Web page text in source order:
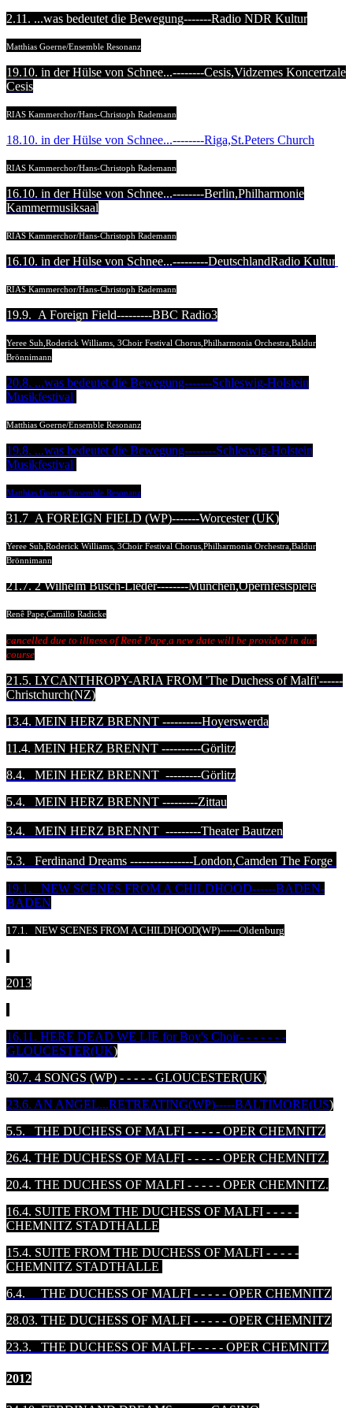
2.11. ...was bedeutet die Bewegung-------Radio NDR Kultur
Matthias Goerne/Ensemble Resonanz
19.10. in der Hülse von Schnee...--------Cesis,Vidzemes Koncertzale
Cesis
RIAS Kammerchor/Hans-Christoph Rademann
18.10. in der Hülse von Schnee...--------Riga,St.Peters Church
RIAS Kammerchor/Hans-Christoph Rademann
16.10. in der Hülse von Schnee...--------Berlin,Philharmonie
Kammermusiksaal
RIAS Kammerchor/Hans-Christoph Rademann
16.10. in der Hülse von Schnee...---------DeutschlandRadio Kultur
RIAS Kammerchor/Hans-Christoph Rademann
19.9. A Foreign Field---------BBC Radio3
Yeree Suh,Roderick Williams, 3Choir Festival Chorus,Philharmonia Orchestra,Baldur
Brönnimann
20.8. ...was bedeutet die Bewegung-------Schleswig-Holstein
Musikfestival
Matthias Goerne/Ensemble Resonanz
19.8. ...was bedeutet die Bewegung--------Schleswig-Holstein
Musikfestival
Matthias Goerne/Ensemble Resonanz
31.7 A FOREIGN FIELD (WP)-------Worcester (UK)
Yeree Suh,Roderick Williams, 3Choir Festival Chorus,Philharmonia Orchestra,Baldur
Brönnimann
21.7. 2 Wilhelm Busch-Lieder--------München,Opernfestspiele
Renê Pape,Camillo Radicke
cancelled due to illness of Renê Pape,a new date will be provided in due
course
21.5. LYCANTHROPY-ARIA FROM 'The Duchess of Malfi'------
Christchurch(NZ)
13.4. MEIN HERZ BRENNT ----------Hoyerswerda
11.4. MEIN HERZ BRENNT ----------Görlitz
8.4. MEIN HERZ BRENNT ---------Görlitz
5.4. MEIN HERZ BRENNT ---------Zittau
3.4. MEIN HERZ BRENNT ---------Theater Bautzen
5.3. Ferdinand Dreams ----------------London,Camden The Forge
19.1. NEW SCENES FROM A CHILDHOOD------BADEN-
BADEN
17.1. NEW SCENES FROM A CHILDHOOD(WP)------Oldenburg
2013
16.11. HERE DEAD WE LIE for Boy's Choir- - - - - - -
GLOUCESTER(UK)
30.7. 4 SONGS (WP) - - - - - GLOUCESTER(UK)
23.6. AN ANGEL...RETREATING(WP)-----BALTIMORE(US)
5.5. THE DUCHESS OF MALFI - - - - - OPER CHEMNITZ
26.4. THE DUCHESS OF MALFI - - - - - OPER CHEMNITZ.
20.4. THE DUCHESS OF MALFI - - - - - OPER CHEMNITZ.
16.4. SUITE FROM THE DUCHESS OF MALFI - - - - -
CHEMNITZ STADTHALLE
15.4. SUITE FROM THE DUCHESS OF MALFI - - - - -
CHEMNITZ STADTHALLE
6.4. THE DUCHESS OF MALFI - - - - - OPER CHEMNITZ
28.03. THE DUCHESS OF MALFI - - - - - OPER CHEMNITZ
23.3. THE DUCHESS OF MALFI- - - - - OPER CHEMNITZ
2012